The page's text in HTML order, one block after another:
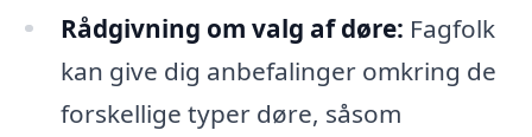
Rådgivning om valg af døre: Fagfolk
kan give dig anbefalinger omkring de
forskellige typer døre, såsom